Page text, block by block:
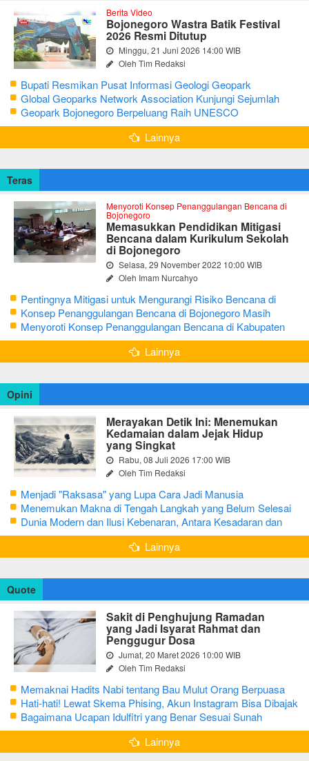
Berita Video
Bojonegoro Wastra Batik Festival
2026 Resmi Ditutup
Minggu, 21 Juni 2026 14:00 WIB
Oleh Tim Redaksi
Bupati Resmikan Pusat Informasi Geologi Geopark
Bojonegoro
Global Geoparks Network Association Kunjungi Sejumlah
Geosite di Bojonegoro
Geopark Bojonegoro Berpeluang Raih UNESCO
Global Geopark
Lainnya
Teras
Menyoroti Konsep Penanggulangan Bencana di
Bojonegoro
Memasukkan Pendidikan Mitigasi
Bencana dalam Kurikulum Sekolah
di Bojonegoro
Selasa, 29 November 2022 10:00 WIB
Oleh Imam Nurcahyo
Pentingnya Mitigasi untuk Mengurangi Risiko Bencana di
Bojonegoro
Konsep Penanggulangan Bencana di Bojonegoro Masih
Mengutamakan Tanggap Darurat
Menyoroti Konsep Penanggulangan Bencana di Kabupaten
Bojonegoro
Lainnya
Opini
Merayakan Detik Ini: Menemukan
Kedamaian dalam Jejak Hidup
yang Singkat
Rabu, 08 Juli 2026 17:00 WIB
Oleh Tim Redaksi
Menjadi "Raksasa" yang Lupa Cara Jadi Manusia
Menemukan Makna di Tengah Langkah yang Belum Selesai
Dunia Modern dan Ilusi Kebenaran, Antara Kesadaran dan
terjebak Tipu Daya
Lainnya
Quote
Sakit di Penghujung Ramadan
yang Jadi Isyarat Rahmat dan
Penggugur Dosa
Jumat, 20 Maret 2026 10:00 WIB
Oleh Tim Redaksi
Memaknai Hadits Nabi tentang Bau Mulut Orang Berpuasa
Secara Bijak Agar Tidak Menggangu
Hati-hati! Lewat Skema Phising, Akun Instagram Bisa Dibajak
Kurang dari 3 Menit
Bagaimana Ucapan Idulfitri yang Benar Sesuai Sunah
Rasulullah
Lainnya